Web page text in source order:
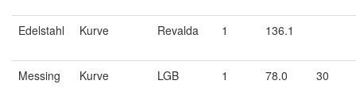
Edelstahl Kurve Revalda 1 136.1
Messing Kurve LGB 1 78.0 30